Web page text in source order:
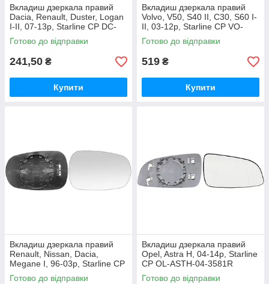
Вкладиш дзеркала правий
Dacia, Renault, Duster, Logan
I-II, 07-13р, Starline CP DC-
LOG-04-3580R
Готово до відправки
241,50 ₴
Купити
Вкладиш дзеркала правий
Volvo, V50, S40 II, C30, S60 I-
II, 03-12р, Starline CP VO-
C30-06-3580R
Готово до відправки
519 ₴
Купити
Вкладиш дзеркала правий
Renault, Nissan, Dacia,
Megane I, 96-03р, Starline CP
DC-LOG-04-3580LR
Готово до відправки
Вкладиш дзеркала правий
Opel, Astra H, 04-14р, Starline
CP OL-ASTH-04-3581R
Готово до відправки